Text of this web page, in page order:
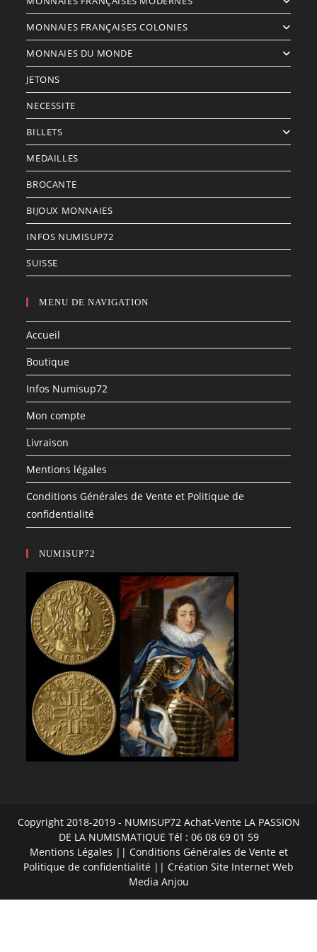
MONNAIES FRANÇAISES COLONIES
MONNAIES DU MONDE
JETONS
NECESSITE
BILLETS
MEDAILLES
BROCANTE
BIJOUX MONNAIES
INFOS NUMISUP72
SUISSE
MENU DE NAVIGATION
Accueil
Boutique
Infos Numisup72
Mon compte
Livraison
Mentions légales
Conditions Générales de Vente et Politique de
confidentialité
NUMISUP72
Copyright 2018-2019 - NUMISUP72 Achat-Vente LA PASSION
DE LA NUMISMATIQUE Tél : 06 08 69 01 59
Mentions Légales || Conditions Générales de Vente et
Politique de confidentialité || Création Site Internet Web
Media Anjou